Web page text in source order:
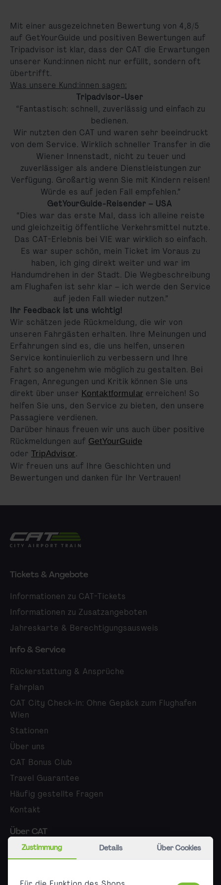
Zustimmung Details Über Cookies
Mit einer ausgezeichneten Bewertung von 4,8/5
auf GetYourGuide und positiven Bewertungen auf
Tripadvisor ist klar, dass der CAT die Erwartungen
unserer Kund:innen nicht nur erfüllt, sondern oft
übertrifft.
Was unsere Kund:innen sagen:
Tripadvisor-User
“Fantastisch: schnell, zuverlässig und einfach zu
bedienen.
Wir nutzten den CAT und waren sehr beeindruckt
von dem Service. Wirklich schneller Transfer in die
Wiener Innenstadt, nicht zu teuer und
zuverlässiger als andere Dienstleistungen zur
Verfügung. Großartig wenn Sie mit Kindern reisen!
Würde es auf jeden Fall empfehlen.”
GetYourGuide-Reisender – USA
“Dies war das erste Mal, dass ich alleine reiste
und gleichzeitig öffentliche Verkehrsmittel nutzte.
Das CAT-Erlebnis bei VIE war wirklich so einfach.
Es war super schön, mein Ticket im Voraus zu
haben, ich ging direkt weiter und war im
Handumdrehen in der Stadt. Die Wegbeschreibung
am Flughafen ist sehr klar – ich werde den Service
auf jeden Fall wieder nutzen.”
Ihr Feedback ist uns wichtig!
Wir schätzen jede Rückmeldung, die wir von
unseren Fahrgästen erhalten. Ihre Meinungen und
Erfahrungen sind es, die uns helfen, unseren
Service kontinuierlich zu verbessern und Ihre
Fahrt so angenehm wie möglich zu gestalten. Bei
Fragen, Anregungen und Kritik können Sie uns
direkt über unser Kontaktformular erreichen! So
helfen Sie uns, den Service zu bieten, den unsere
Passagiere verdienen.
Darüber hinaus freuen wir uns auch über positive
Rückmeldungen auf GetYourGuide
oder TripAdvisor .
Wir freuen uns auf Ihre Geschichten und
Bewertungen und danken für Ihr Vertrauen!
City Airport Train
Tickets & Angebote
Informationen zu CAT-Tickets
Informationen zu Zusatzangeboten
Jahreskarte & Berechtigungsausweis
Info & Service
Rückerstattung & Ansprüche
Fahrplan
CAT City Check-in: Ohne Gepäck zum Flughafen
Wien
Stationen
Über uns
CAT Bonus Club
Travel Guarantee
Häufig gestellte Fragen
Kontakt
Über CAT
Karriere